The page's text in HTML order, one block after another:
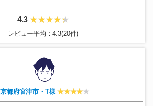
SP-10MK3 SH-10B5
I-TECH6000
MEMORY スピーカー
4.3
レビュー平均：4.3(20件)
京都府宮津市・T様